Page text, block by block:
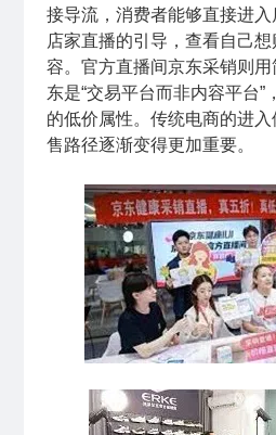
接导流，消费者能够直接进
店家直播的引导，查看自己
容。官方直播间京东采销则
东是“交易平台而非内容平台”
的低价属性。传统电商的进
售路径逐渐变得更加重要。